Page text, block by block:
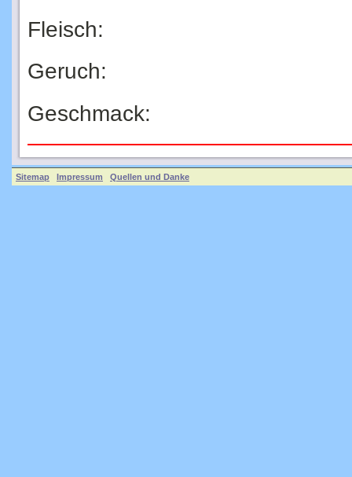
Fleisch:
Geruch:
Geschmack:
Sitemap Impressum Quellen und Danke